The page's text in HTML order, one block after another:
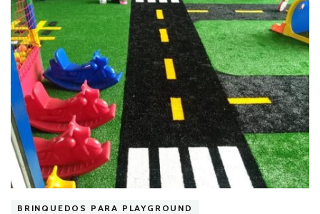
BRINQUEDOS PARA PLAYGROUND